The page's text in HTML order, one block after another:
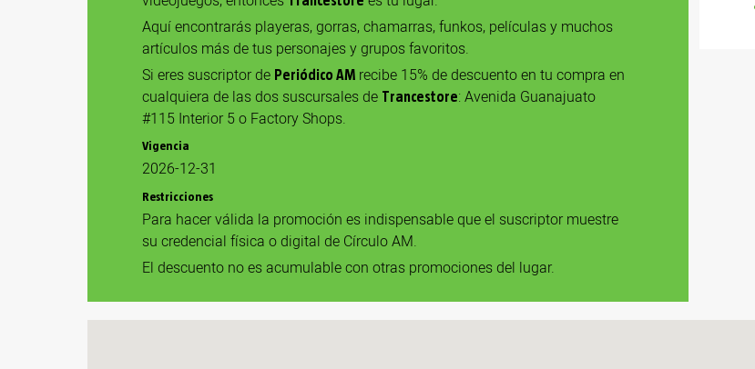
Aquí encontrarás playeras, gorras, chamarras, funkos, películas y muchos
artículos más de tus personajes y grupos favoritos.
Si eres suscriptor de Periódico AM recibe 15% de descuento en tu compra en
cualquiera de las dos suscursales de Trancestore: Avenida Guanajuato
#115 Interior 5 o Factory Shops.
Vigencia
2026-12-31
Restricciones
Para hacer válida la promoción es indispensable que el suscriptor muestre
su credencial física o digital de Círculo AM.
El descuento no es acumulable con otras promociones del lugar.